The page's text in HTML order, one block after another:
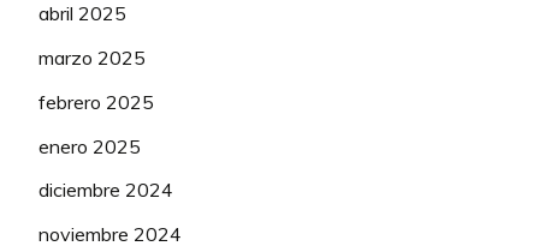
abril 2025
marzo 2025
febrero 2025
enero 2025
diciembre 2024
noviembre 2024